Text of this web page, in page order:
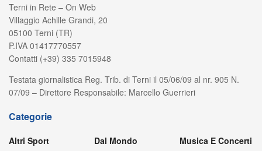
Terni in Rete – On Web
Villaggio Achille Grandi, 20
05100 Terni (TR)
P.IVA 01417770557
Contatti (+39) 335 7015948
Testata giornalistica Reg. Trib. di Terni il 05/06/09 al nr. 905 N.
07/09 – Direttore Responsabile: Marcello Guerrieri
Categorie
Altri Sport
Dal Mondo
Musica E Concerti